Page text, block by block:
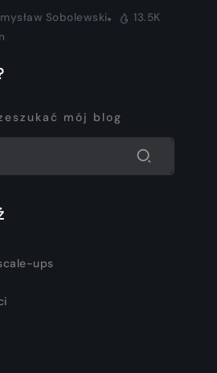
Sobolewski
13.5K
mój blog
ups